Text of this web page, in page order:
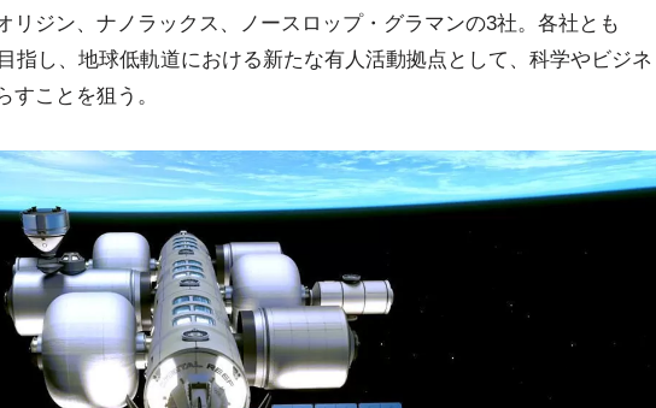
リジン、ナノラックス、ノースロップ・グラマンの3社。各社とも
指し、地球低軌道における新たな有人活動拠点として、科学やビジネ
すことを狙う。